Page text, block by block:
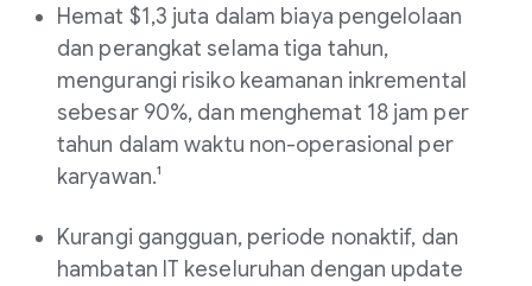
Hemat $1,3 juta dalam biaya pengelolaan
dan perangkat selama tiga tahun,
mengurangi risiko keamanan inkremental
sebesar 90%, dan menghemat 18 jam per
tahun dalam waktu non-operasional per
karyawan.¹
Kurangi gangguan, periode nonaktif, dan
hambatan IT keseluruhan dengan update